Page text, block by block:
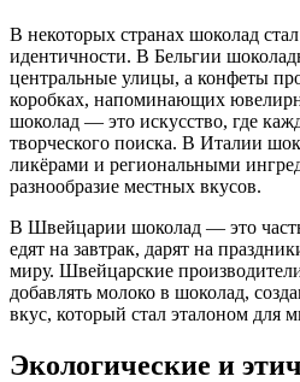
В некоторых странах шоколад
идентичности. В Бельгии
центральные улицы, а конфеты
коробках, напоминающих
шоколад — это искусство, где
творческого поиска. В Италии
ликёрами и региональными
разнообразие местных вкусов.
В Швейцарии шоколад — это
едят на завтрак, дарят на
миру. Швейцарские
добавлять молоко в шоколад,
вкус, который стал эталоном для
Экологические и